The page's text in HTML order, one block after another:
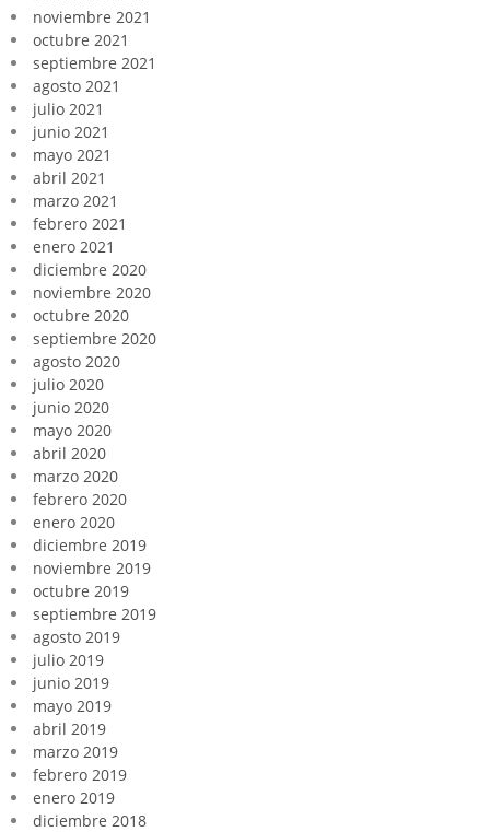
noviembre 2021
octubre 2021
septiembre 2021
agosto 2021
julio 2021
junio 2021
mayo 2021
abril 2021
marzo 2021
febrero 2021
enero 2021
diciembre 2020
noviembre 2020
octubre 2020
septiembre 2020
agosto 2020
julio 2020
junio 2020
mayo 2020
abril 2020
marzo 2020
febrero 2020
enero 2020
diciembre 2019
noviembre 2019
octubre 2019
septiembre 2019
agosto 2019
julio 2019
junio 2019
mayo 2019
abril 2019
marzo 2019
febrero 2019
enero 2019
diciembre 2018